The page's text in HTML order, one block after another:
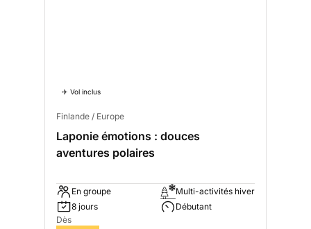
✈️ Vol inclus
Finlande / Europe
Laponie émotions : douces
aventures polaires
En groupe
8 jours
Multi-activités hiver
Débutant
Dès